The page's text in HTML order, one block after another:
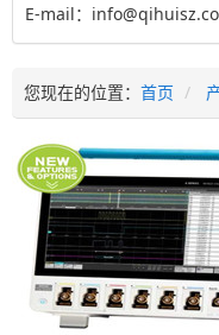
E-mail：
您现在的位置： 首页